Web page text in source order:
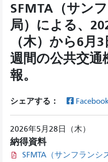
SFMTA（サン
局）による、
（木）から6月
週間の公共交通
報。
シェアする：
2026年5月28日（木）
納得資料
SFMTA（サンフランシ